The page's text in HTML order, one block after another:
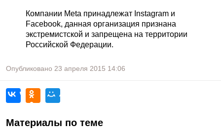
Компании Meta принадлежат Instagram и
Facebook, данная организация признана
экстремистской и запрещена на территории
Российской Федерации.
Опубликовано 23 апреля 2015 14:06
Материалы по теме